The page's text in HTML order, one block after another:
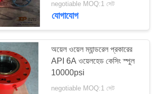
ভালভ
53
negotiable MOQ:1 সেট
যোগাযোগ
অয়েল ওয়েল ম্যান্ডরেল প্রকারের
API 6A ওয়েলহেড কেসিং স্পুল
10000psi
negotiable MOQ:1 সেট